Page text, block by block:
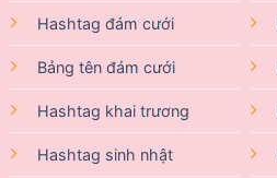
Hashtag đám cưới
Bảng tên đám cưới
Hashtag khai trương
Hashtag sinh nhật